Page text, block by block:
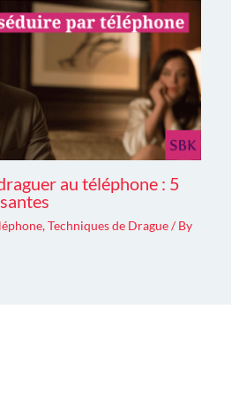
au téléphone : 5
,Techniques de Drague/ By